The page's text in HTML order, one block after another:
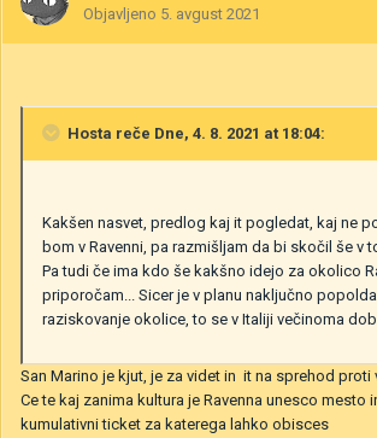
Objavljeno 5. avgust 2021
Hosta reče Dne, 4. 8. 2021 at 18:04:
Kakšen nasvet, predlog kaj it pogledat, kaj ne
bom v Ravenni, pa razmišljam da bi skočil še v
Pa tudi če ima kdo še kakšno idejo za okolico
priporočam... Sicer je v planu naključno
raziskovanje okolice, to se v Italiji večinoma
San Marino je kjut, je za videt in it na sprehod proti
Ce te kaj zanima kultura je Ravenna unesco mesto
kumulativni ticket za katerega lahko obisces